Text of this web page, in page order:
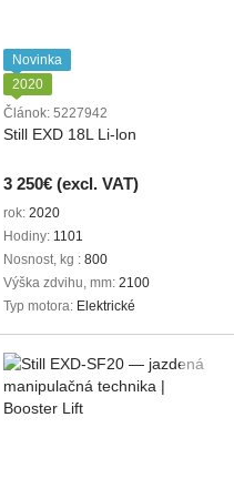
Novinka
2020
Článok: 5227942
Still EXD 18L Li-lon
3 250€ (excl. VAT)
rok 2020
Hodiny 1101
Nosnost, kg
800
Výška zdvihu, mm 2100
Typ motora Elektrické